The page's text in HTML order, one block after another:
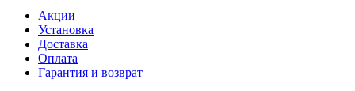
Акции
Установка
Доставка
Оплата
Гарантия и возврат